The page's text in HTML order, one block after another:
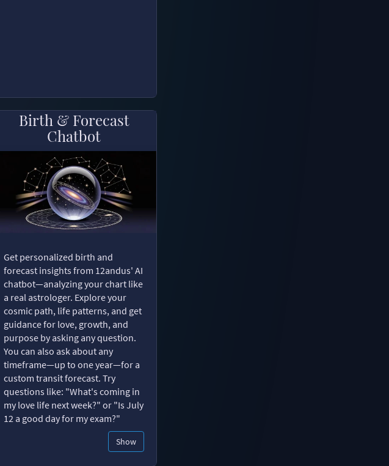
Birth & Forecast
Chatbot
Get personalized birth and
forecast insights from 12andus' AI
chatbot—analyzing your chart like
a real astrologer. Explore your
cosmic path, life patterns, and get
guidance for love, growth, and
purpose by asking any question.
You can also ask about any
timeframe—up to one year—for a
custom transit forecast. Try
questions like: "What's coming in
my love life next week?" or "Is July
12 a good day for my exam?"
Show